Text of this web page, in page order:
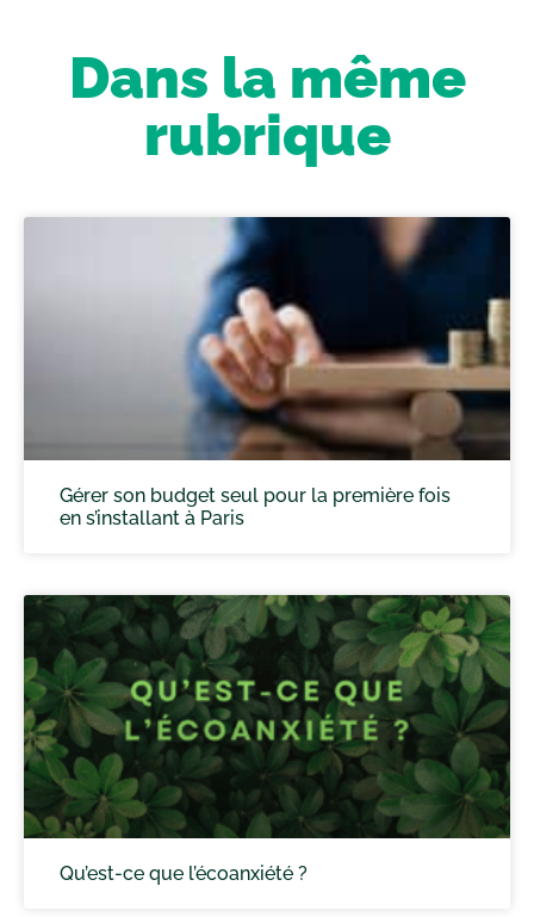
Dans la même
rubrique
Gérer son budget seul pour la première fois
en s’installant à Paris
Qu’est-ce que l’écoanxiété ?